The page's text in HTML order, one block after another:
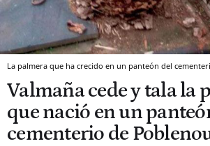
La palmera que ha crecido en un panteón del
Valmaña cede y tala la
que nació en un
cementerio de